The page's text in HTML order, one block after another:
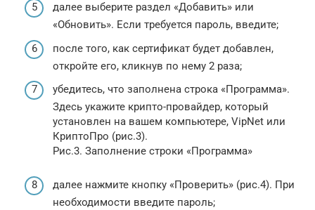
далее выберите раздел «Добавить» или
«Обновить». Если требуется пароль, введите;
после того, как сертификат будет добавлен,
откройте его, кликнув по нему 2 раза;
убедитесь, что заполнена строка «Программа».
Здесь укажите крипто-провайдер, который
установлен на вашем компьютере, VipNet или
КриптоПро (рис.3).
Рис.3. Заполнение строки «Программа»
далее нажмите кнопку «Проверить» (рис.4). При
необходимости введите пароль;